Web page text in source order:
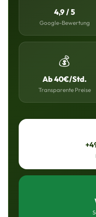
4,9 / 5
Google-Bewertung
💰
Ab 40€/Std.
Transparente Preise